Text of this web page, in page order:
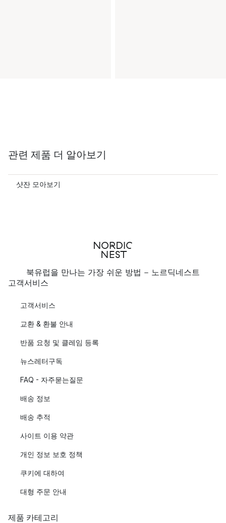
관련 제품 더 알아보기
샷잔 모아보기
북유럽을 만나는 가장 쉬운 방법 - 노르딕네스트
고객서비스
고객서비스
교환 & 환불 안내
반품 요청 및 클레임 등록
뉴스레터구독
FAQ - 자주묻는질문
배송 정보
배송 추적
사이트 이용 약관
개인 정보 보호 정책
쿠키에 대하여
대형 주문 안내
제품 카테고리